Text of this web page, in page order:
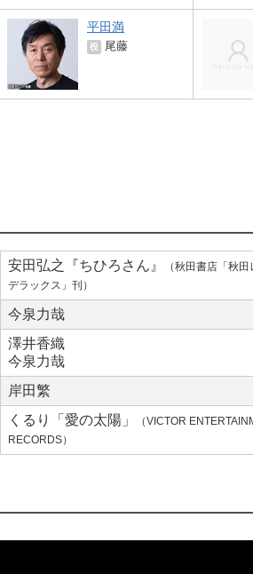
平田満
役 尾藤
安田弘之『ちひろさん』
（秋田書店「秋
デラックス」刊）
今泉力哉
澤井香織
今泉力哉
岸田繁
くるり「愛の太陽」
（VICTOR
RECORDS）